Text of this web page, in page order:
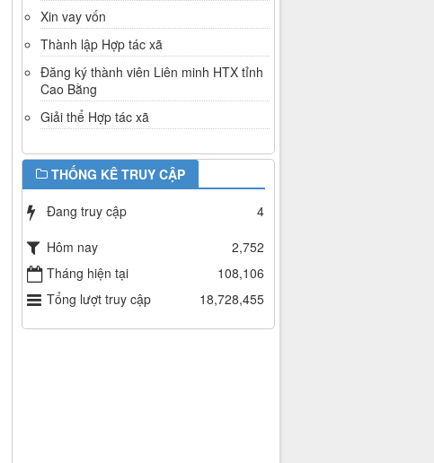
Xin vay vốn
Thành lập Hợp tác xã
Đăng ký thành viên Liên minh HTX tỉnh
Cao Bằng
Giải thể Hợp tác xã
THỐNG KÊ TRUY CẬP
Đang truy cập
4
Hôm nay
2,752
Tháng hiện tại
108,106
Tổng lượt truy cập
18,728,455